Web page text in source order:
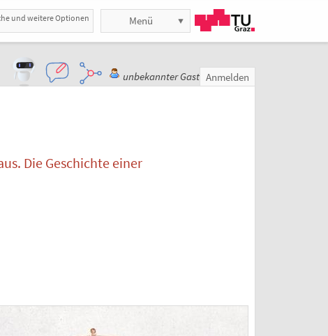
und weitere Optionen Menü
unbekannter Gast Anmelden
Die Geschichte einer